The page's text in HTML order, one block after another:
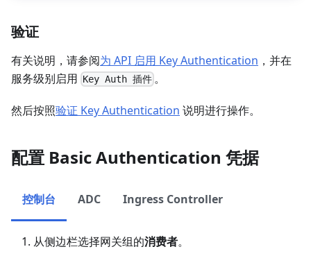
验证
有关说明，请参阅为 API 启用 Key Authentication ，并在
服务级别启用 Key Auth 插件 。
然后按照验证 Key Authentication 说明进行操作。
配置 Basic Authentication 凭据
控制台 ADC Ingress Controller
从侧边栏选择网关组的消费者。